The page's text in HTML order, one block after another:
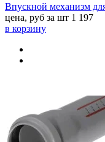
Впускной механизм
цена, руб за шт 1 197
в корзину